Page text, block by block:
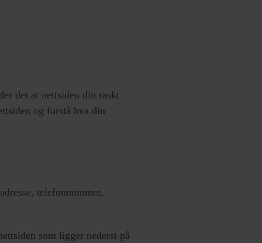
det at nettsiden din raskt
og forstå hva din
telefonnummer,
som ligger nederst på